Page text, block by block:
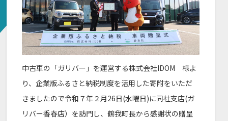
中古車の「ガリバー」を運営する株式会社IDOM 様よ
り、企業版ふるさと納税制度を活用した寄附をいただ
きましたので令和７年２月26日(水曜日)に同社支店(ガ
リバー香春店）を訪門し、鶴我町長から感謝状の贈呈